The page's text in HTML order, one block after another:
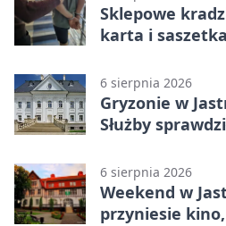
Sklepowe
karta i saszetka
6 sierpnia 2026
Gryzonie w
Służby
6 sierpnia 2026
Weekend w
przyniesie